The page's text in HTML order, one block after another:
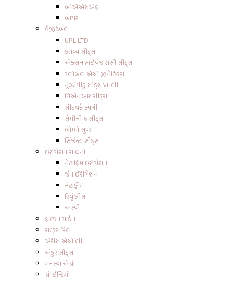
બીએએસએફ
બાયર
વેજીટેબલ
UPL LTD
કર્તવ્ય સીડ્સ
એક્સન હાઇવેજ રાસી સીડ્સ
ગ્લોબલ એગ્રી જીનેટિક્સ
નુઝીવીડું સીડ્સ પ્રા. લી.
વિએનઆર સીડ્સ
સીડવર્ક કંપની
સેમીનીઝ સીડ્સ
બોમ્બે સુપર
સિંજેન્ટા સીડ્સ
ઇરીગેશન સાધનો
નેટાફિમ ઈરીગેશન
જૈન ઈરીગેશન
નેટાફીમ
રિવુંલીસ
અસ્પી
ફાલ્કન ગાર્ડેન
સલ્ફર મિલ
એરીસ એગ્રો લી.
અંકુર સીડ્સ
મનસ્યા એગ્રો
ગ્રો ઈન્ડિગો